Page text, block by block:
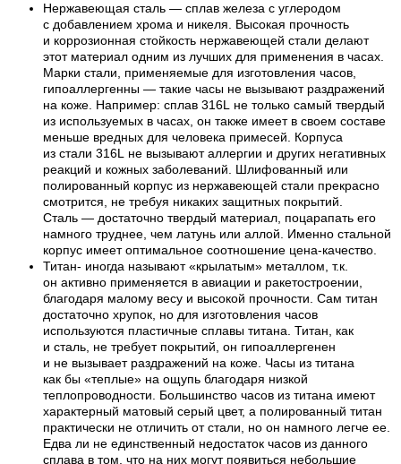
Нержавеющая сталь — сплав железа с углеродом
с добавлением хрома и никеля. Высокая прочность
и коррозионная стойкость нержавеющей стали делают
этот материал одним из лучших для применения в часах.
Марки стали, применяемые для изготовления часов,
гипоаллергенны — такие часы не вызывают раздражений
на коже. Например: сплав 316L не только самый твердый
из используемых в часах, он также имеет в своем составе
меньше вредных для человека примесей. Корпуса
из стали 316L не вызывают аллергии и других негативных
реакций и кожных заболеваний. Шлифованный или
полированный корпус из нержавеющей стали прекрасно
смотрится, не требуя никаких защитных покрытий.
Сталь — достаточно твердый материал, поцарапать его
намного труднее, чем латунь или аллой. Именно стальной
корпус имеет оптимальное соотношение цена-качество.
Титан- иногда называют «крылатым» металлом, т.к.
он активно применяется в авиации и ракетостроении,
благодаря малому весу и высокой прочности. Сам титан
достаточно хрупок, но для изготовления часов
используются пластичные сплавы титана. Титан, как
и сталь, не требует покрытий, он гипоаллергенен
и не вызывает раздражений на коже. Часы из титана
как бы «теплые» на ощупь благодаря низкой
теплопроводности. Большинство часов из титана имеют
характерный матовый серый цвет, а полированный титан
практически не отличить от стали, но он намного легче ее.
Едва ли не единственный недостаток часов из данного
сплава в том, что на них могут появиться небольшие